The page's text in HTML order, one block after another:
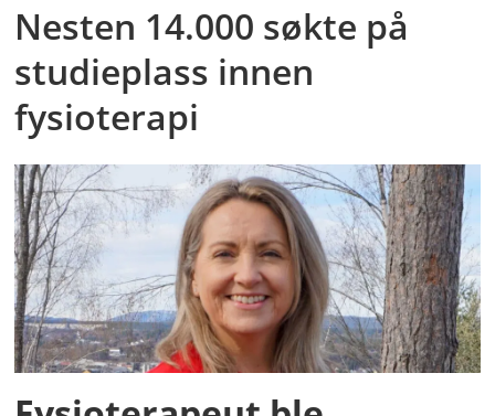
Nesten 14.000 søkte på
studieplass innen
fysioterapi